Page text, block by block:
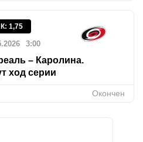
К: 1,75
3:00
– Каролина.
ход серии
Окончен